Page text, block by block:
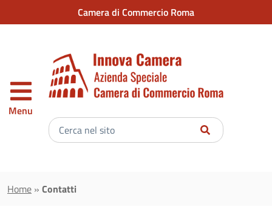
al contenuto principaleCamera di Commercio Roma
Menu
Inserisci
il
cercare
Home » Contatti